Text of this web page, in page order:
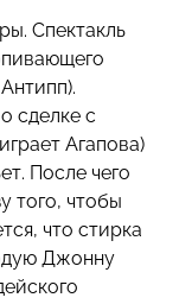
Спектакль
сделке с
Агапова)
После чего
того, чтобы
что стирка
Джонну